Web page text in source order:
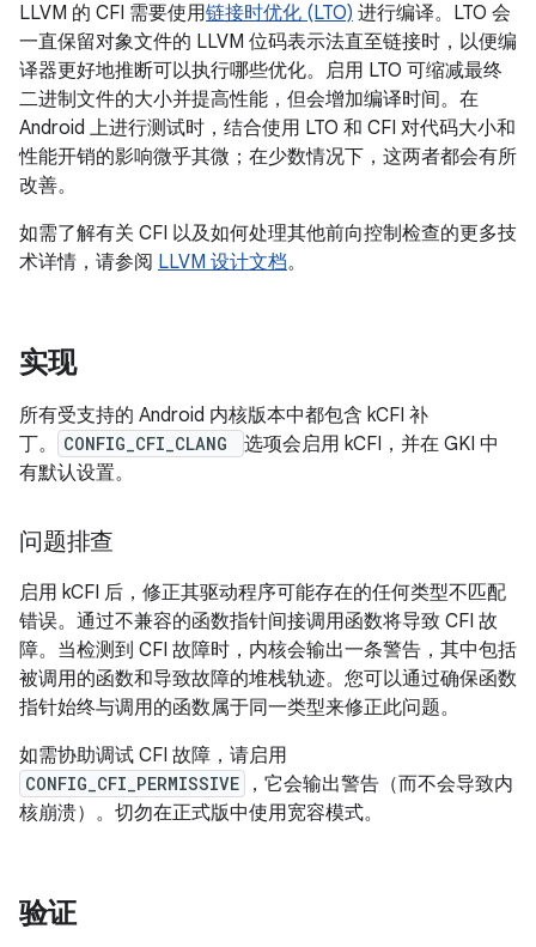
LLVM 的 CFI 需要使用链接时优化 (LTO) 进行编译。LTO 会
一直保留对象文件的 LLVM 位码表示法直至链接时，以便编
译器更好地推断可以执行哪些优化。启用 LTO 可缩减最终
二进制文件的大小并提高性能，但会增加编译时间。在
Android 上进行测试时，结合使用 LTO 和 CFI 对代码大小和
性能开销的影响微乎其微；在少数情况下，这两者都会有所
改善。
如需了解有关 CFI 以及如何处理其他前向控制检查的更多技
术详情，请参阅 LLVM 设计文档。
实现
所有受支持的 Android 内核版本中都包含 kCFI 补
丁。
CONFIG_CFI_CLANG
选项会启用 kCFI，并在 GKI 中
有默认设置。
问题排查
启用 kCFI 后，修正其驱动程序可能存在的任何类型不匹配
错误。通过不兼容的函数指针间接调用函数将导致 CFI 故
障。当检测到 CFI 故障时，内核会输出一条警告，其中包括
被调用的函数和导致故障的堆栈轨迹。您可以通过确保函数
指针始终与调用的函数属于同一类型来修正此问题。
如需协助调试 CFI 故障，请启用
CONFIG_CFI_PERMISSIVE
，它会输出警告（而不会导致内
核崩溃）。切勿在正式版中使用宽容模式。
验证